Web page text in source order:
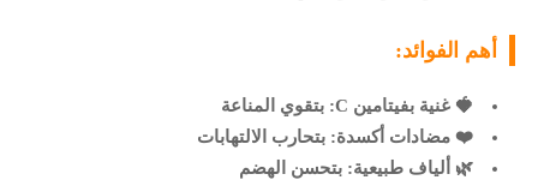
أهم الفوائد:
🍓 غنية بفيتامين C: بتقوي المناعة
❤️ مضادات أكسدة: بتحارب الالتهابات
🌿 ألياف طبيعية: بتحسن الهضم